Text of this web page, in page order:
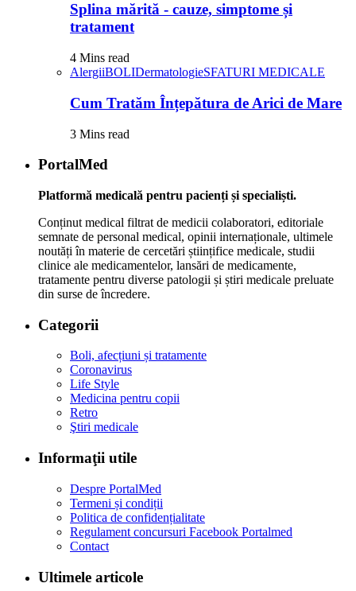
Splina mărită - cauze, simptome și
tratament
4 Mins read
AlergiiBOLIDermatologieSFATURI MEDICALE
Cum Tratăm Înțepătura de Arici de Mare
3 Mins read
PortalMed
Platformă medicală pentru pacienți și specialiști.
Conținut medical filtrat de medicii colaboratori, editoriale
semnate de personal medical, opinii internaționale, ultimele
noutăți în materie de cercetări științifice medicale, studii
clinice ale medicamentelor, lansări de medicamente,
tratamente pentru diverse patologii și știri medicale preluate
din surse de încredere.
Categorii
Boli, afecțiuni și tratamente
Coronavirus
Life Style
Medicina pentru copii
Retro
Ştiri medicale
Informaţii utile
Despre PortalMed
Termeni și condiții
Politica de confidențialitate
Regulament concursuri Facebook Portalmed
Contact
Ultimele articole